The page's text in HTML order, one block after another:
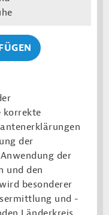
korrekte
der
der
und den
besonderer
und -